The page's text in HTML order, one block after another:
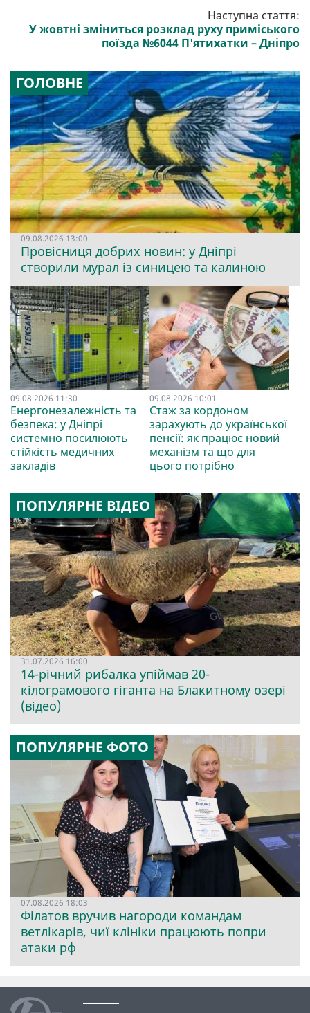
Наступна стаття:
У жовтні зміниться розклад руху приміського
поїзда №6044 П'ятихатки – Дніпро
ГОЛОВНЕ
09.08.2026 13:00
Провісниця добрих новин: у Дніпрі
створили мурал із синицею та калиною
09.08.2026 11:30
Енергонезалежність та
безпека: у Дніпрі
системно посилюють
стійкість медичних
закладів
09.08.2026 10:01
Стаж за кордоном
зарахують до української
пенсії: як працює новий
механізм та що для
цього потрібно
ПОПУЛЯРНЕ ВІДЕО
31.07.2026 16:00
14-річний рибалка упіймав 20-
кілограмового гіганта на Блакитному озері
(відео)
ПОПУЛЯРНЕ ФОТО
07.08.2026 18:03
Філатов вручив нагороди командам
ветлікарів, чиї клініки працюють попри
атаки рф